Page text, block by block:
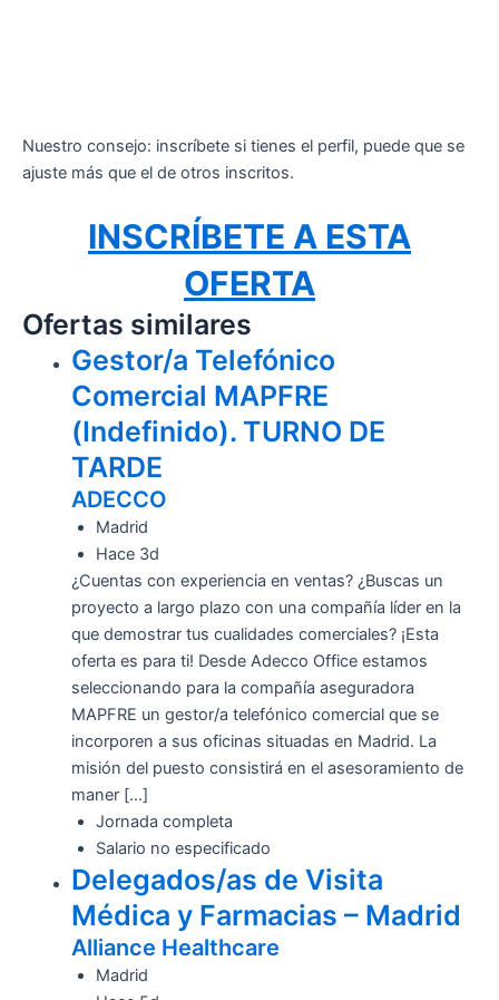
Nuestro consejo: inscríbete si tienes el perfil, puede que se
ajuste más que el de otros inscritos.
INSCRÍBETE A ESTA
OFERTA
Ofertas similares
Gestor/a Telefónico
Comercial MAPFRE
(Indefinido). TURNO DE
TARDE
ADECCO
Madrid
Hace 3d
¿Cuentas con experiencia en ventas? ¿Buscas un
proyecto a largo plazo con una compañía líder en la
que demostrar tus cualidades comerciales? ¡Esta
oferta es para ti! Desde Adecco Office estamos
seleccionando para la compañía aseguradora
MAPFRE un gestor/a telefónico comercial que se
incorporen a sus oficinas situadas en Madrid. La
misión del puesto consistirá en el asesoramiento de
maner […]
Jornada completa
Salario no especificado
Delegados/as de Visita
Médica y Farmacias – Madrid
Alliance Healthcare
Madrid